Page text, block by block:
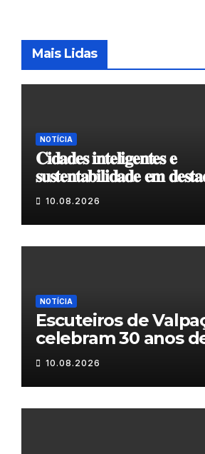
Mais Lidas
NOTÍCIA
𝐂𝐢𝐝𝐚𝐝𝐞𝐬 𝐢𝐧𝐭𝐞𝐥𝐢𝐠𝐞𝐧𝐭𝐞𝐬 𝐞
𝐬𝐮𝐬𝐭𝐞𝐧𝐭𝐚𝐛𝐢𝐥𝐢𝐝𝐚𝐝𝐞 𝐞𝐦
10.08.2026
NOTÍCIA
Escuteiros de
celebram 30 anos
10.08.2026